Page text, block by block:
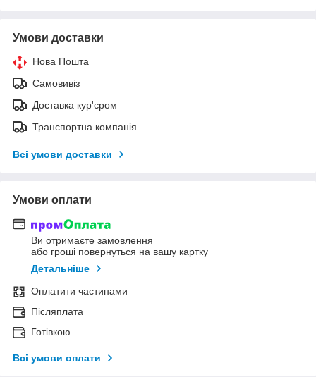
Умови доставки
Нова Пошта
Самовивіз
Доставка кур'єром
Транспортна компанія
Всі умови доставки
Умови оплати
Ви отримаєте замовлення
або гроші повернуться на вашу картку
Детальніше
Оплатити частинами
Післяплата
Готівкою
Всі умови оплати